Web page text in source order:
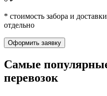
* стоимость забора и
отдельно
Оформить заявку
Самые
перевозок